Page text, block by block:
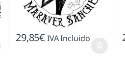
29,85€ IVA Incluido